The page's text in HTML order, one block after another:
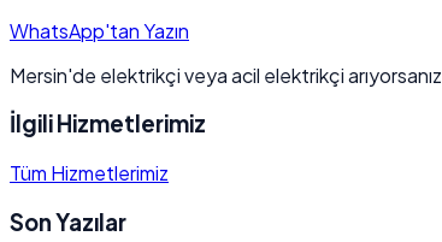
WhatsApp'tan Yazın
Mersin'de elektrikçi veya acil elektrikçi arıyorsanız
İlgili Hizmetlerimiz
Tüm Hizmetlerimiz
Son Yazılar